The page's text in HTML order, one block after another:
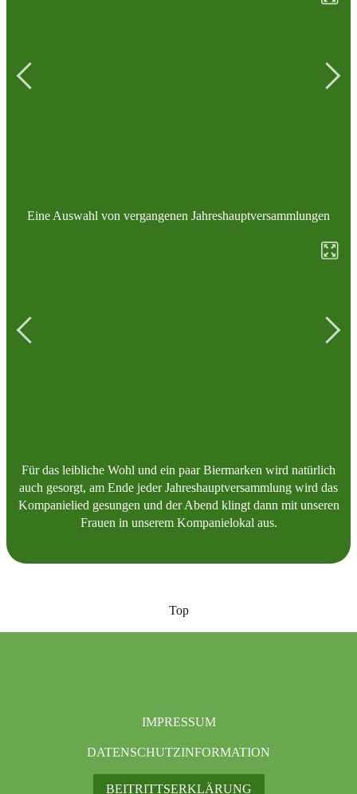
Eine Auswahl von vergangenen Jahreshauptversammlungen
Für das leibliche Wohl und ein paar Biermarken wird natürlich
auch gesorgt, am Ende jeder Jahreshauptversammlung wird das
Kompanielied gesungen und der Abend klingt dann mit unseren
Frauen in unserem Kompanielokal aus.
Top
IMPRESSUM
DATENSCHUTZINFORMATION
BEITRITTSERKLÄRUNG